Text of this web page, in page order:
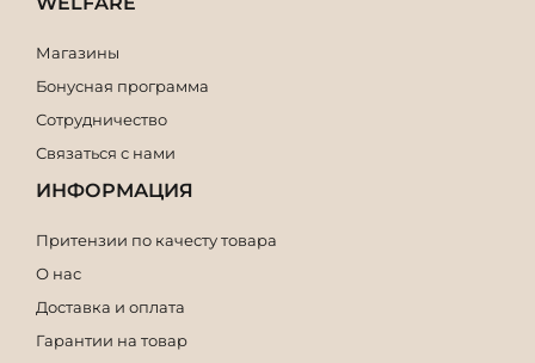
Магазины
Бонусная программа
Сотрудничество
Связаться с нами
ИНФОРМАЦИЯ
Притензии по качесту товара
О нас
Доставка и оплата
Гарантии на товар